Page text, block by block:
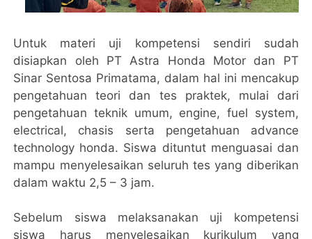
Untuk materi uji kompetensi sendiri sudah
disiapkan oleh PT Astra Honda Motor dan PT
Sinar Sentosa Primatama, dalam hal ini mencakup
pengetahuan teori dan tes praktek, mulai dari
pengetahuan teknik umum, engine, fuel system,
electrical, chasis serta pengetahuan advance
technology honda. Siswa dituntut menguasai dan
mampu menyelesaikan seluruh tes yang diberikan
dalam waktu 2,5 – 3 jam.
Sebelum siswa melaksanakan uji kompetensi
siswa harus menyelesaikan kurikulum yang